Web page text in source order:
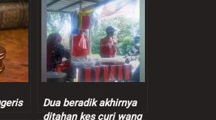
Dua beradik akhirnya
ditahan kes curi wang